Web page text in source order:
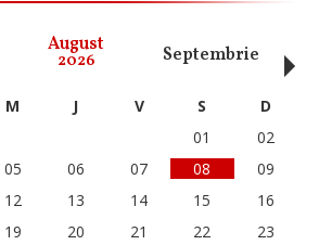
August
2026 Septembrie
M J V S
D
01
02
05 06 07 08
09
12 13 14 15
16
19 20 21 22
23